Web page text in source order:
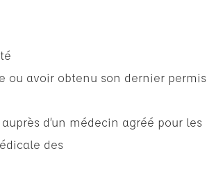
ou avoir obtenu son dernier permis
d’un médecin agréé pour les
des